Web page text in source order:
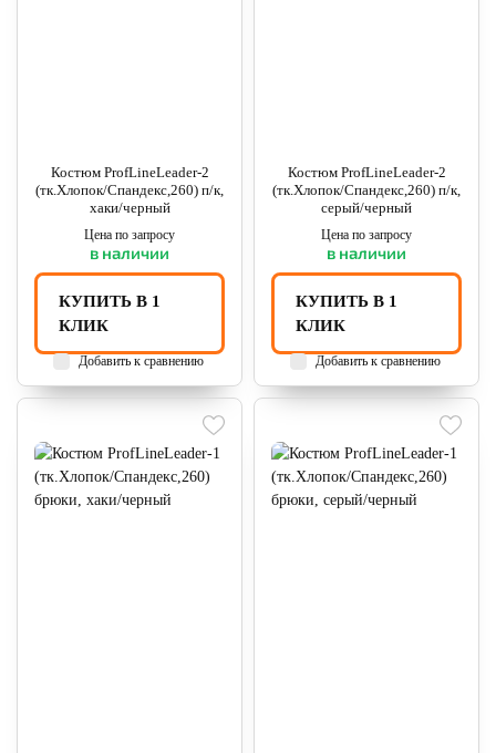
Костюм ProfLineLeader-2
(тк.Хлопок/Спандекс,260) п/к,
хаки/черный
Цена по запросу
в наличии
КУПИТЬ В 1
КЛИК
Добавить к сравнению
Костюм ProfLineLeader-2
(тк.Хлопок/Спандекс,260) п/к,
серый/черный
Цена по запросу
в наличии
КУПИТЬ В 1
КЛИК
Добавить к сравнению